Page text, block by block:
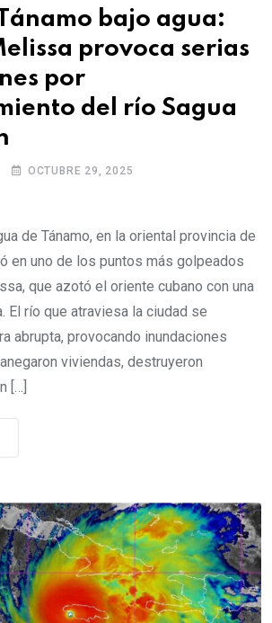
bajo agua:
provoca serias
por
del río Sagua
OCTUBRE 29, 2025
de Tánamo, en la oriental provincia de
en uno de los puntos más golpeados
que azotó el oriente cubano con una
El río que atraviesa la ciudad se
abrupta, provocando inundaciones
viviendas, destruyeron
[…]